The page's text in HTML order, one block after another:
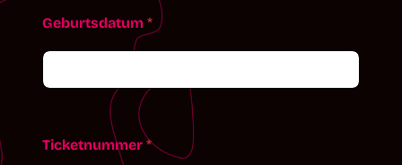
Geburtsdatum*
Ticketnummer*